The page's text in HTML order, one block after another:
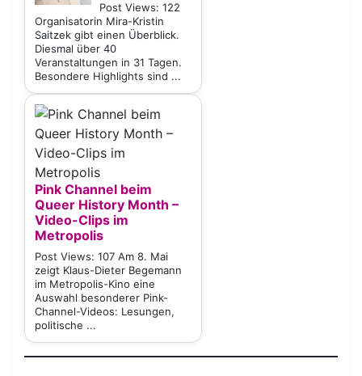
Post Views: 122
Organisatorin Mira-Kristin
Saitzek gibt einen Überblick.
Diesmal über 40
Veranstaltungen in 31 Tagen.
Besondere Highlights sind ...
Pink Channel beim
Queer History Month –
Video-Clips im
Metropolis
Post Views: 107 Am 8. Mai
zeigt Klaus-Dieter Begemann
im Metropolis-Kino eine
Auswahl besonderer Pink-
Channel-Videos: Lesungen,
politische ...